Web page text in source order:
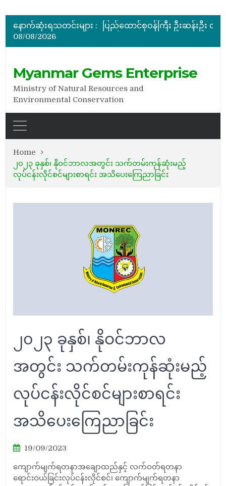
နောက်ဆုံးရသတင်းများ :
အိတ်ဖွင့်တင်ဒါခေါ်ယူခြင်း
08/08/2026
Myanmar Gems Enterprise
Ministry of Natural Resources and
Environmental Conservation
Home
၂၀၂၃ ခုနှစ်၊ နိုဝင်ဘာလအတွင်း သက်တမ်းကုန်ဆုံးမည့်
လုပ်ငန်းလိုင်စင်များစာရင်း အသိပေးကြေညာခြင်း
၂၀၂၃ ခုနှစ်၊ နိုဝင်ဘာလ
အတွင်း သက်တမ်းကုန်ဆုံးမည့်
လုပ်ငန်းလိုင်စင်များစာရင်း
အသိပေးကြေညာခြင်း
19/09/2023
ကျောက်မျက်ရတနာအချောထည်နှင့် လက်ဝတ်ရတနာ
ရောင်းဝယ်ခြင်းလုပ်ငန်းလိုင်စင်၊ ကျောက်မျက်ရတနာ